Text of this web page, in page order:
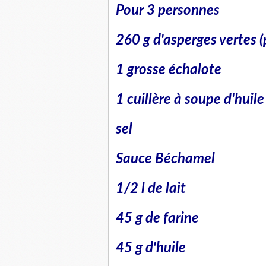
Pour 3 personnes
260 g d'asperges vertes
1 grosse échalote
1 cuillère à soupe d'huile
sel
Sauce Béchamel
1/2 l de lait
45 g de farine
45 g d'huile